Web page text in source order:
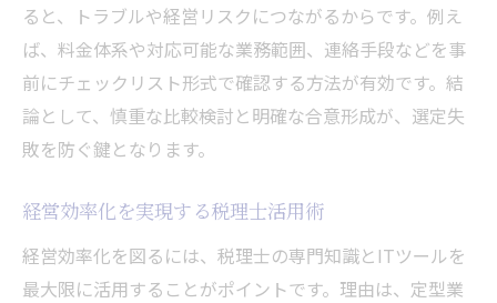
ると、トラブルや経営リスクにつながるからです。例え
ば、料金体系や対応可能な業務範囲、連絡手段などを事
前にチェックリスト形式で確認する方法が有効です。結
論として、慎重な比較検討と明確な合意形成が、選定失
敗を防ぐ鍵となります。
経営効率化を実現する税理士活用術
経営効率化を図るには、税理士の専門知識とITツールを
最大限に活用することがポイントです。理由は、定型業